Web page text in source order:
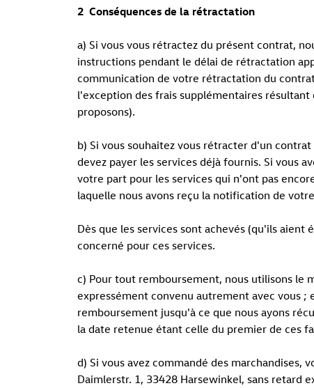
2 Conséquences de la rétractation
a) Si vous vous rétractez du présent contrat,
instructions pendant le délai de rétractation
communication de votre rétractation du
l'exception des frais supplémentaires
proposons).
b) Si vous souhaitez vous rétracter d'un
devez payer les services déjà fournis. Si vous
votre part pour les services qui n'ont pas
laquelle nous avons reçu la notification de
Dès que les services sont achevés (qu'ils
concerné pour ces services.
c) Pour tout remboursement, nous utilisons le
expressément convenu autrement avec vous ;
remboursement jusqu'à ce que nous ayons
la date retenue étant celle du premier de ces
d) Si vous avez commandé des
Daimlerstr. 1, 33428 Harsewinkel, sans retard